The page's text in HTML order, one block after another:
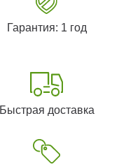
Гарантия: 1 год
Быстрая доставка